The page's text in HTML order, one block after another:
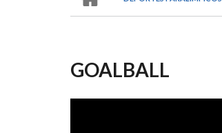
SOBRESCRIBIR
DE
AYUDA
A
GOALBALL